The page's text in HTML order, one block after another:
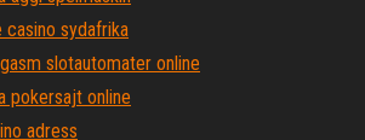
casino sydafrika
slotautomater online
pokersajt online
adress